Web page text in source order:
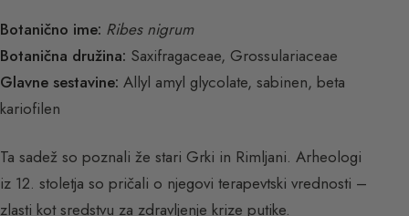
Botanično ime: Ribes nigrum
Botanična družina: Saxifragaceae, Grossulariaceae
Glavne sestavine: Allyl amyl glycolate, sabinen, beta
kariofilen
Ta sadež so poznali že stari Grki in Rimljani. Arheologi
iz 12. stoletja so pričali o njegovi terapevtski vrednosti –
zlasti kot sredstvu za zdravljenje krize putike.